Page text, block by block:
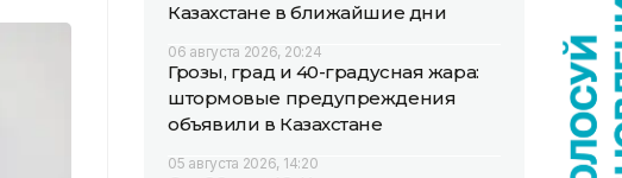
Казахстане в ближайшие дни
06 августа 2026, 20:24
Грозы, град и 40-градусная жара:
штормовые предупреждения
объявили в Казахстане
05 августа 2026, 14:20